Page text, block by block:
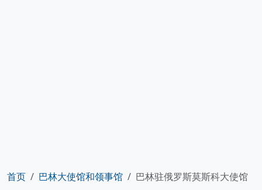
首页 巴林大使馆和领事馆 巴林驻俄罗斯莫斯科大使馆